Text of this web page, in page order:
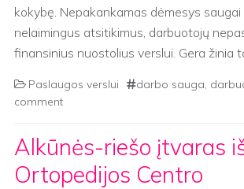
kokybę. Nepakankamas dėmesys saugai
nelaimingus atsitikimus, darbuotojų
finansinius nuostolius verslui. Gera žinia
Paslaugos verslui darbo sauga,
comment
Alkūnės-riešo įtvaras
Ortopedijos Centro